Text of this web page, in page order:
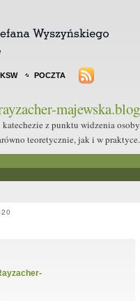
POCZTA
majewska.blog
z punktu widzenia osoby
teoretycznie, jak i w praktyce.